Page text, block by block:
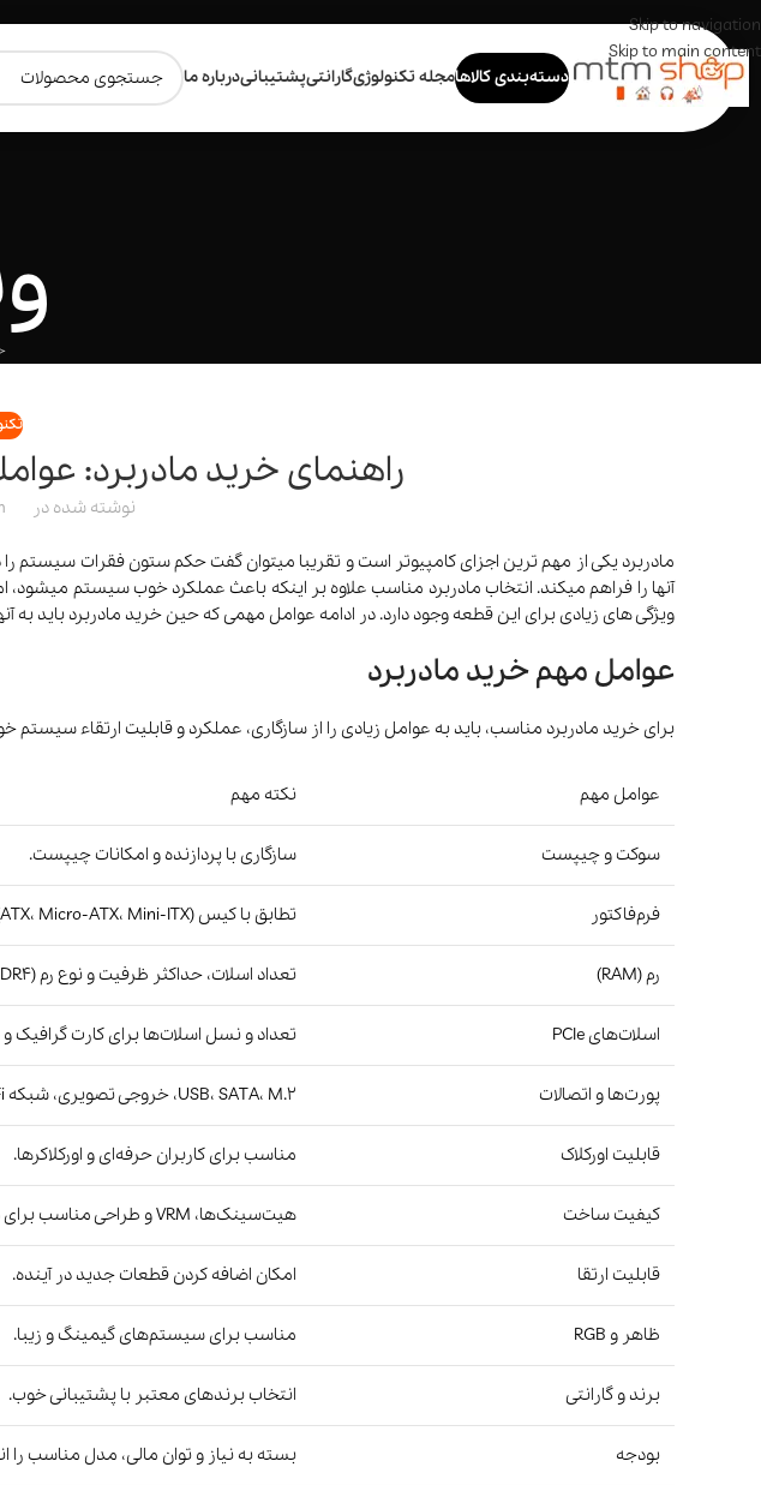
Skip to navigation
Skip to main content
دسته‌بندی کالاها
رباتیک
مجله تکنولوژیگارانتیپشتیبانیدرباره ما
راهنمای خرید مادربرد:
نوشته شده در
مادربرد یکی از مهم ترین اجزای کامپیوتر است و تقریبا میتوان گفت حکم ستون فقرات سیستم
آنها را فراهم میکند. انتخاب مادربرد مناسب علاوه بر اینکه باعث عملکرد خوب سیستم میشود،
ویژگی های زیادی برای این قطعه وجود دارد. در ادامه عوامل مهمی که حین خرید مادربرد باید به
عوامل مهم خرید مادربرد
برای خرید مادربرد مناسب، باید به عوامل زیادی را از سازگاری، عملکرد و قابلیت ارتقاء سیستم
عوامل مهم نکته مهم
سوکت و چیپست سازگاری با پردازنده و امکانات چیپست.
فرم‌فاکتور تطابق با کیس (ATX، Micro-ATX، Mini-ITX).
رم (RAM) تعداد اسلات، حداکثر ظرفیت و نوع رم (DDR4 یا DDR5).
اسلات‌های PCIe تعداد و نسل اسلات‌ها برای کارت گرافیک
پورت‌ها و اتصالات USB، SATA، M.2، خروجی تصویری، شبکه Wi-Fi یا Ethernet.
قابلیت اورکلاک مناسب برای کاربران حرفه‌ای و اورکلاکرها.
کیفیت ساخت هیت‌سینک‌ها، VRM و طراحی مناسب برای دفع حرارت.
قابلیت ارتقا امکان اضافه کردن قطعات جدید در آینده.
ظاهر و RGB مناسب برای سیستم‌های گیمینگ و زیبا.
برند و گارانتی انتخاب برندهای معتبر با پشتیبانی خوب.
بودجه بسته به نیاز و توان مالی، مدل مناسب را